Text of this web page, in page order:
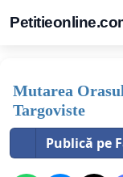
Mutarea
Targoviste
Publică pe